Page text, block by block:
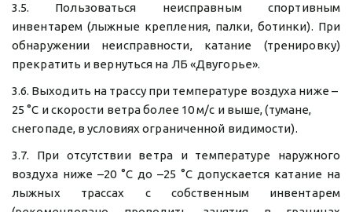
3.5. Пользоваться неисправным спортивным
инвентарем (лыжные крепления, палки, ботинки). При
обнаружении неисправности, катание (тренировку)
прекратить и вернуться на ЛБ «Двугорье».
3.6. Выходить на трассу при температуре воздуха ниже –
25 °С и скорости ветра более 10 м/с и выше, (тумане,
снегопаде, в условиях ограниченной видимости).
3.7. При отсутствии ветра и температуре наружного
воздуха ниже –20 °С до –25 °С допускается катание на
лыжных трассах с собственным инвентарем